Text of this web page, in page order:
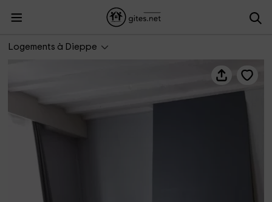
Logements à Dieppe
Les Gîtes de Marjorie- La Maison de Jeanne